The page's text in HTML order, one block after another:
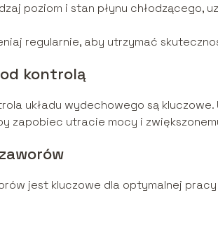
poziom i stan płynu chłodzącego,
regularnie, aby utrzymać
kontrolą
układu wydechowego są
zapobiec utracie mocy i
jest kluczowe dla optymalnej